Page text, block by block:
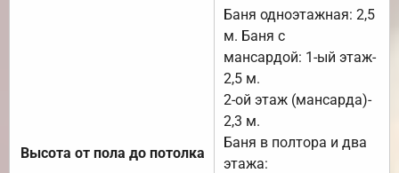
Высота от пола до потолка
Баня одноэтажная: 2,5
м. Баня с
мансардой: 1-ый этаж-
2,5 м.
2-ой этаж (мансарда)-
2,3 м.
Баня в полтора и два
этажа: